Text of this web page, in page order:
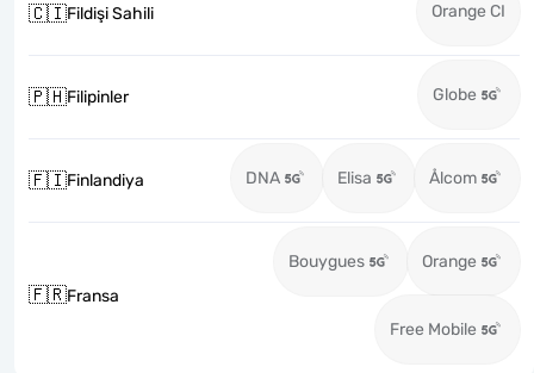
🇨🇮Fildişi Sahili Orange CI
🇵🇭Filipinler Globe
🇫🇮Finlandiya DNA Elisa Ålcom
🇫🇷Fransa
Bouygues Orange
Free Mobile